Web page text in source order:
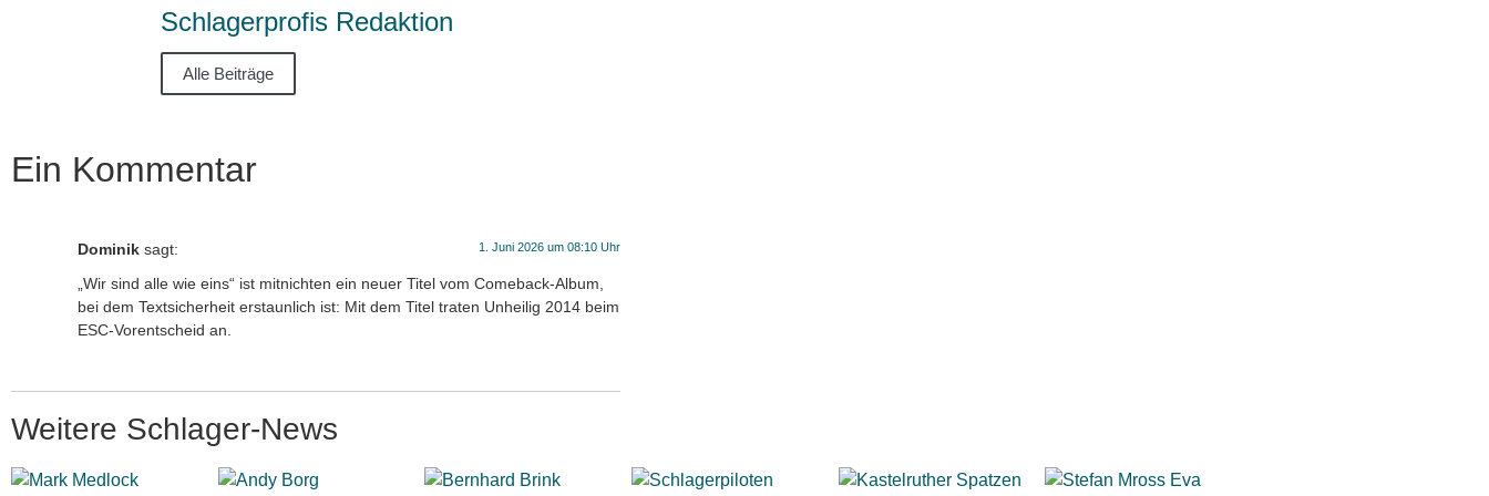
Schlagerprofis Redaktion
Alle Beiträge
Ein Kommentar
Dominik sagt: 1. Juni 2026 um 08:10 Uhr
„Wir sind alle wie eins“ ist mitnichten ein neuer Titel vom Comeback-Album,
bei dem Textsicherheit erstaunlich ist: Mit dem Titel traten Unheilig 2014 beim
ESC-Vorentscheid an.
Weitere Schlager-News